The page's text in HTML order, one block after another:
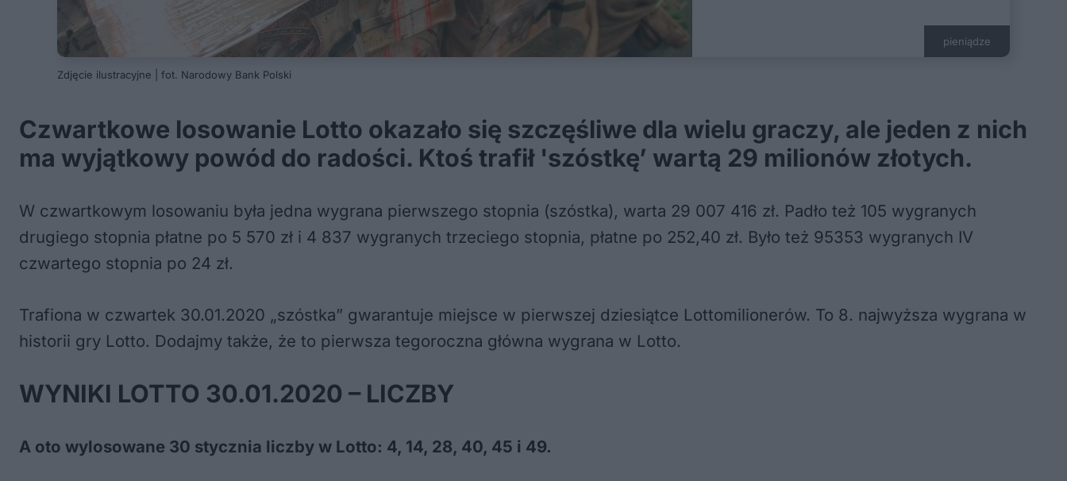
pieniądze
Zdjęcie ilustracyjne | fot. Narodowy Bank Polski
Czwartkowe losowanie Lotto okazało się szczęśliwe dla wielu graczy, ale jeden z nich
ma wyjątkowy powód do radości. Ktoś trafił 'szóstkę’ wartą 29 milionów złotych.
W czwartkowym losowaniu była jedna wygrana pierwszego stopnia (szóstka), warta 29 007 416 zł. Padło też 105 wygranych
drugiego stopnia płatne po 5 570 zł i 4 837 wygranych trzeciego stopnia, płatne po 252,40 zł. Było też 95353 wygranych IV
czwartego stopnia po 24 zł.
Trafiona w czwartek 30.01.2020 „szóstka” gwarantuje miejsce w pierwszej dziesiątce Lottomilionerów. To 8. najwyższa wygrana w
historii gry Lotto. Dodajmy także, że to pierwsza tegoroczna główna wygrana w Lotto.
WYNIKI LOTTO 30.01.2020 – LICZBY
A oto wylosowane 30 stycznia liczby w Lotto: 4, 14, 28, 40, 45 i 49.